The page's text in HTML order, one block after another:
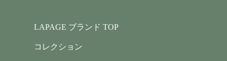
LAPAGE ブランド TOP
コレクション